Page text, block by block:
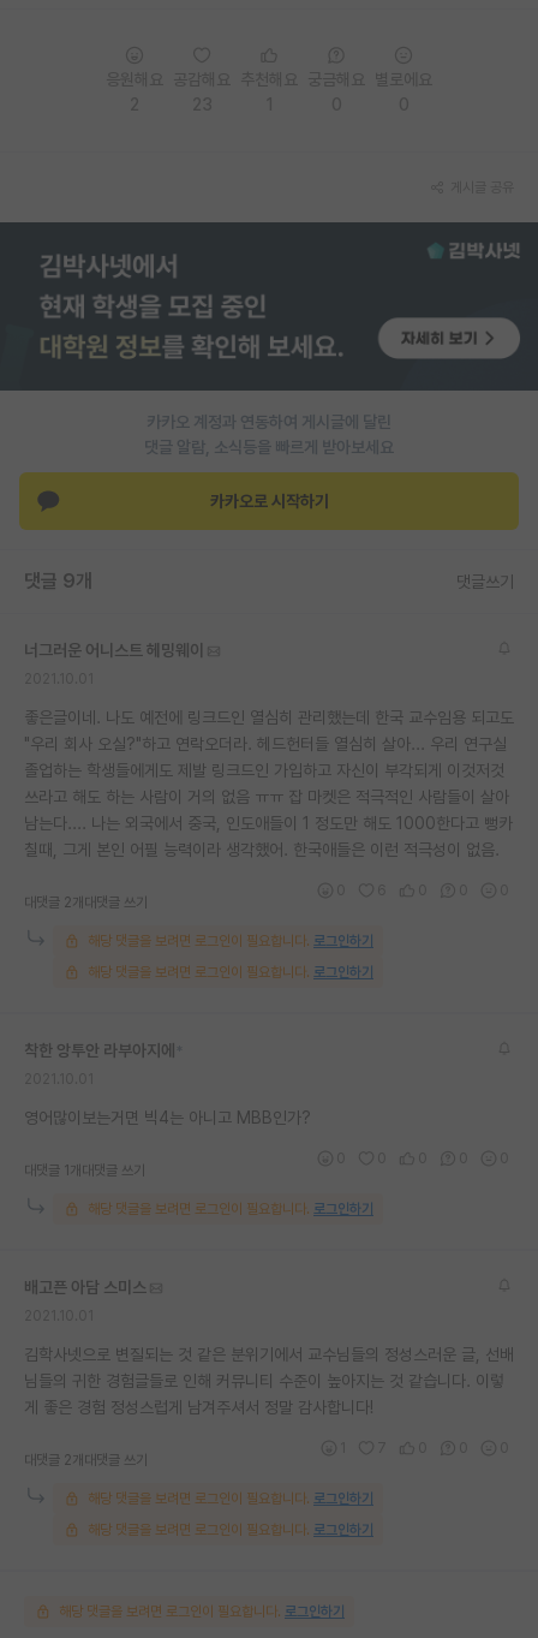
카카오 계정과 연동하여 게시글에 달린
댓글 알람, 소식등을 빠르게 받아보세요
카카오로 시작하기
댓글 9개 댓글쓰기
너그러운 어니스트 헤밍웨이
좋은글이네. 나도 예전에 링크드인 열심히 관리했는데 한국 교수임용 되고도
"우리 회사 오실?"하고 연락오더라. 헤드헌터들 열심히 살아... 우리 연구실
졸업하는 학생들에게도 제발 링크드인 가입하고 자신이 부각되게 이것저것
쓰라고 해도 하는 사람이 거의 없음 ㅠㅠ 잡 마켓은 적극적인 사람들이 살아
남는다.... 나는 외국에서 중국, 인도애들이 1 정도만 해도 1000한다고 뻥카
칠때, 그게 본인 어필 능력이라 생각했어. 한국애들은 이런 적극성이 없음.
대댓글 2개 대댓글 쓰기
해당 댓글을 보려면 로그인이 필요합니다. 로그인하기
해당 댓글을 보려면 로그인이 필요합니다. 로그인하기
착한 앙투안 라부아지에
영어많이보는거면 빅4는 아니고 MBB인가?
대댓글 1개 대댓글 쓰기
해당 댓글을 보려면 로그인이 필요합니다. 로그인하기
배고픈 아담 스미스
김학사넷으로 변질되는 것 같은 분위기에서 교수님들의 정성스러운 글, 선배
님들의 귀한 경험글들로 인해 커뮤니티 수준이 높아지는 것 같습니다. 이렇
게 좋은 경험 정성스럽게 남겨주셔서 정말 감사합니다!
대댓글 2개 대댓글 쓰기
해당 댓글을 보려면 로그인이 필요합니다. 로그인하기
해당 댓글을 보려면 로그인이 필요합니다. 로그인하기
해당 댓글을 보려면 로그인이 필요합니다. 로그인하기